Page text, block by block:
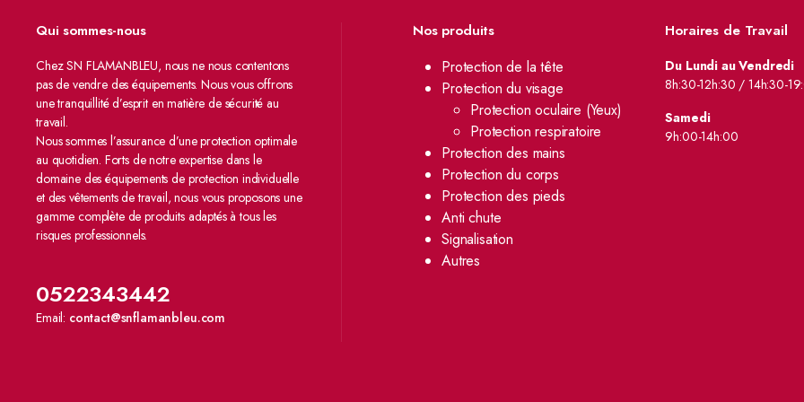
Qui sommes-nous
Chez SN FLAMANBLEU, nous ne nous contentons
pas de vendre des équipements. Nous vous offrons
une tranquillité d’esprit en matière de sécurité au
travail.
Nous sommes l’assurance d’une protection optimale
au quotidien. Forts de notre expertise dans le
domaine des équipements de protection individuelle
et des vêtements de travail, nous vous proposons une
gamme complète de produits adaptés à tous les
risques professionnels.
0522343442
Email: contact@snflamanbleu.com
Nos produits
Protection de la tête
Protection du visage
Protection oculaire (Yeux)
Protection respiratoire
Protection des mains
Protection du corps
Protection des pieds
Anti chute
Signalisation
Autres
Horaires de Travail
Du Lundi au Vendredi
8h:30-12h:30 / 14h:30-
Samedi
9h:00-14h:00